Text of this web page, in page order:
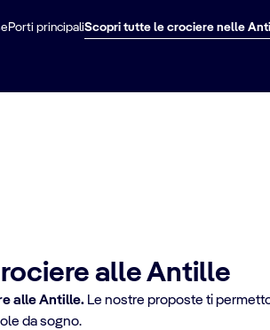
Porti principaliScopri tutte le crociere nelle
Barbados
alle Antille
alle Antille. Le nostre proposte ti
da sogno.
FINO AL 10% DI SCONTO